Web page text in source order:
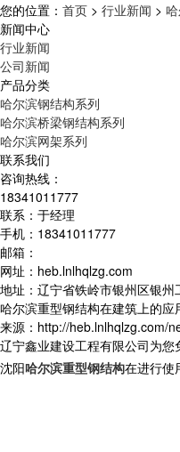
您的位置： 首页 > 行业新闻 >
新闻中心
行业新闻
公司新闻
产品分类
哈尔滨钢结构系列
哈尔滨桥梁钢结构系列
哈尔滨网架系列
联系我们
咨询热线：
18341011777
联系：于经理
手机：18341011777
邮箱：
网址：heb.lnlhqlzg.com
地址：辽宁省铁岭市银州区银
哈尔滨重型钢结构在建筑上的应
来源：http://heb.lnlhqlzg.com/
辽宁鑫业建设工程有限公司为您
沈阳哈尔滨重型钢结构在进行使